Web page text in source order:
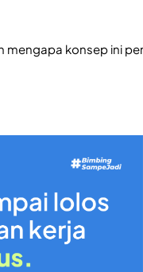
mengapa konsep ini